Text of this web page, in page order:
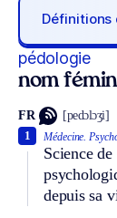
Définitions
pédologie
nom
FR [pedɔlɔʒi]
Médecine.
Science
depuis sa
1